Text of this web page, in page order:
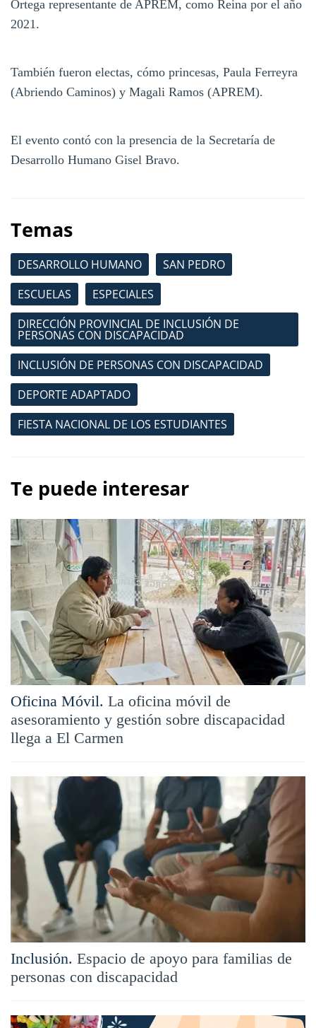
Ortega representante de APREM, como Reina por el año
2021.
También fueron electas, cómo princesas, Paula Ferreyra
(Abriendo Caminos) y Magali Ramos (APREM).
El evento contó con la presencia de la Secretaría de
Desarrollo Humano Gisel Bravo.
Temas
DESARROLLO HUMANO
SAN PEDRO
ESCUELAS
ESPECIALES
DIRECCIÓN PROVINCIAL DE INCLUSIÓN DE
PERSONAS CON DISCAPACIDAD
INCLUSIÓN DE PERSONAS CON DISCAPACIDAD
DEPORTE ADAPTADO
FIESTA NACIONAL DE LOS ESTUDIANTES
Te puede interesar
Oficina Móvil. La oficina móvil de
asesoramiento y gestión sobre discapacidad
llega a El Carmen
Inclusión. Espacio de apoyo para familias de
personas con discapacidad